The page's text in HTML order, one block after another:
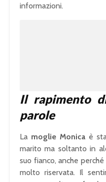
informazioni.
Il rapimento
parole
La moglie Monica è
marito ma soltanto in
suo fianco, anche
molto riservata. Il